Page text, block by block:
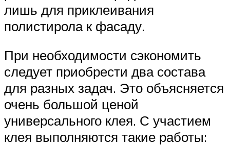
лишь для приклеивания
полистирола к фасаду.
При необходимости сэкономить
следует приобрести два состава
для разных задач. Это объясняется
очень большой ценой
универсального клея. С участием
клея выполняются такие работы: